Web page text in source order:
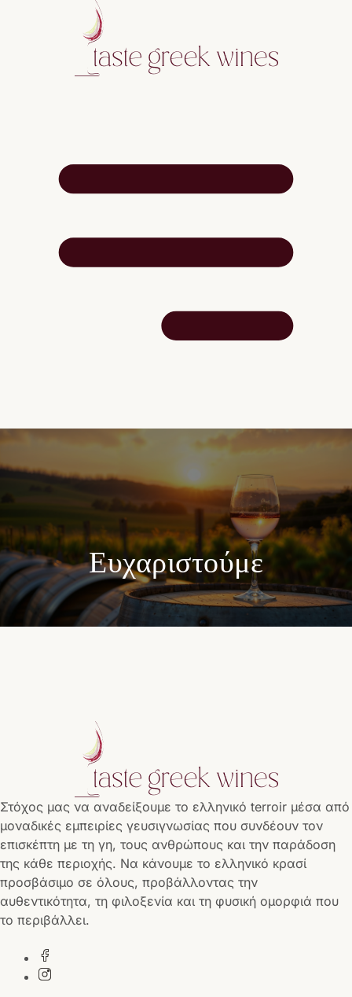
Ευχαριστούμε
Στόχος μας να αναδείξουμε το ελληνικό terroir μέσα από
μοναδικές εμπειρίες γευσιγνωσίας που συνδέουν τον
επισκέπτη με τη γη, τους ανθρώπους και την παράδοση
της κάθε περιοχής. Να κάνουμε το ελληνικό κρασί
προσβάσιμο σε όλους, προβάλλοντας την
αυθεντικότητα, τη φιλοξενία και τη φυσική ομορφιά που
το περιβάλλει.